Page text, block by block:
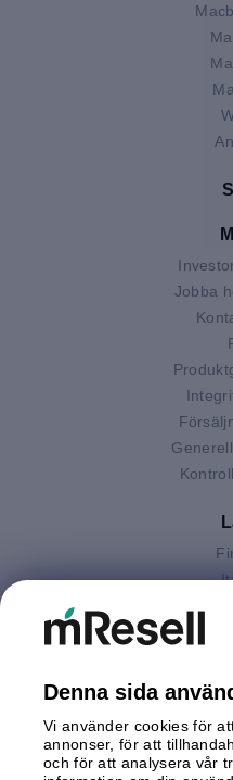
Jobba
Denna sida
Vi använder cookies för
annonser, för att
och för att analysera vår